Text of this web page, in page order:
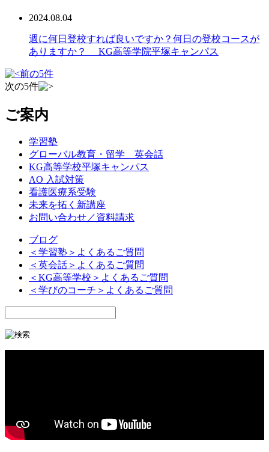
2024.08.04
週に何日登校すれば良いですか？何日の登校コースが
ありますか？ KG高等学院平塚キャンパス
前の5件
次の5件
ご案内
学習塾
グローバル教育・留学 英会話
KG高等学校平塚キャンパス
AO 入試対策
看護医療系受験
未来を拓く新講座
お問い合わせ／資料請求
ブログ
＜学習塾＞よくあるご質問
＜英会話＞よくあるご質問
＜KG高等学校＞よくあるご質問
＜学びのコーチ＞よくあるご質問